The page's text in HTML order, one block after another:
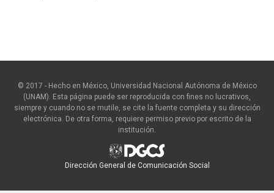
© 2017 - Hecho en México, Universidad Nacional Autónoma de México
(UNAM). Esta página puede ser reproducida con fines no lucrativos,
siempre y cuando no se mutile, se cite la fuente completa y su dirección
electrónica. De otra forma, requiere permiso previo por escrito de la
institución.
Dirección General de Comunicación Social